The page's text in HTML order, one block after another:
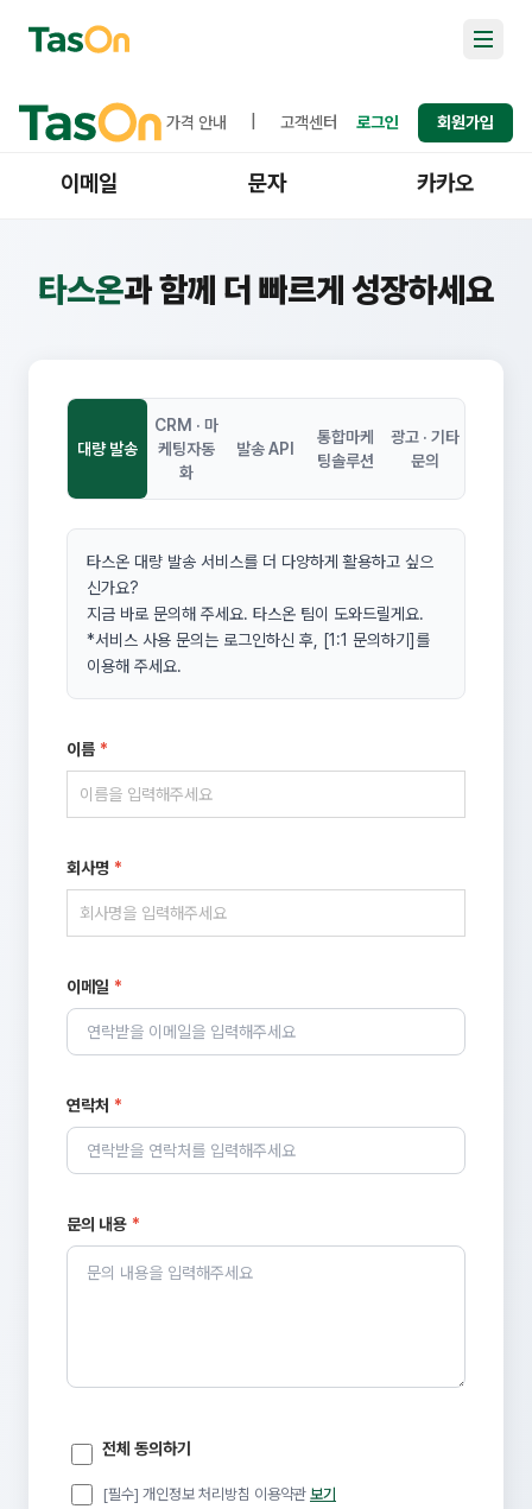
가격 안내 고객센터 로그인 회원가입
이메일 문자 카카오
타스온과 함께 더 빠르게 성장하세요
대량 발송
CRM · 마
케팅자동
화
발송 API
통합마케
팅솔루션
광고 · 기타
문의
타스온 대량 발송 서비스를 더 다양하게 활용하고 싶으
신가요?
지금 바로 문의해 주세요. 타스온 팀이 도와드릴게요.
*서비스 사용 문의는 로그인하신 후, [1:1 문의하기]를
이용해 주세요.
이름 *
회사명 *
이메일 *
연락처 *
문의 내용 *
전체 동의하기
[필수] 개인정보 처리방침 이용약관 보기